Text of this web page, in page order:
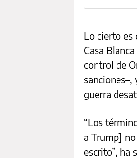
Lo cierto es
Casa
control de
guerra
“Los
a Trump]
escrito”, ha